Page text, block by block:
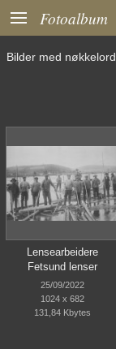
 Fotoalbum
Bilder med nøkkelord
Lensearbeidere
Fetsund lenser
25/09/2022
1024 x 682
131,84 Kbytes